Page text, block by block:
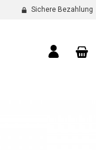
Sichere Bezahlung